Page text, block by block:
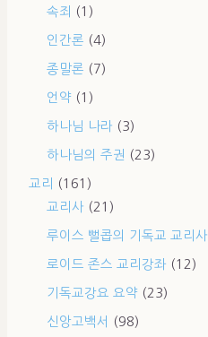
속죄 (1)
인간론 (4)
종말론 (7)
언약 (1)
하나님 나라 (3)
하나님의 주권 (23)
교리
(161)
교리사 (21)
루이스 뻘콥의 기독교 교리사
로이드 존스 교리강좌 (12)
기독교강요 요약 (23)
신앙고백서
(98)